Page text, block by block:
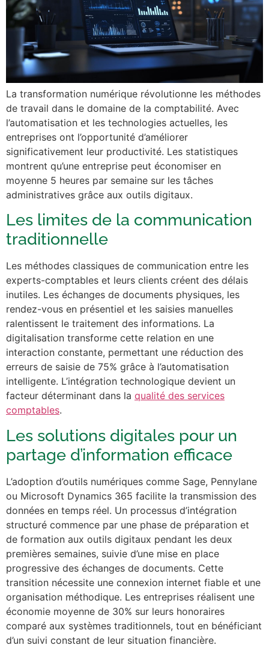
La transformation numérique révolutionne les méthodes
de travail dans le domaine de la comptabilité. Avec
l’automatisation et les technologies actuelles, les
entreprises ont l’opportunité d’améliorer
significativement leur productivité. Les statistiques
montrent qu’une entreprise peut économiser en
moyenne 5 heures par semaine sur les tâches
administratives grâce aux outils digitaux.
Les limites de la communication
traditionnelle
Les méthodes classiques de communication entre les
experts-comptables et leurs clients créent des délais
inutiles. Les échanges de documents physiques, les
rendez-vous en présentiel et les saisies manuelles
ralentissent le traitement des informations. La
digitalisation transforme cette relation en une
interaction constante, permettant une réduction des
erreurs de saisie de 75% grâce à l’automatisation
intelligente. L’intégration technologique devient un
facteur déterminant dans la qualité des services
comptables.
Les solutions digitales pour un
partage d’information efficace
L’adoption d’outils numériques comme Sage, Pennylane
ou Microsoft Dynamics 365 facilite la transmission des
données en temps réel. Un processus d’intégration
structuré commence par une phase de préparation et
de formation aux outils digitaux pendant les deux
premières semaines, suivie d’une mise en place
progressive des échanges de documents. Cette
transition nécessite une connexion internet fiable et une
organisation méthodique. Les entreprises réalisent une
économie moyenne de 30% sur leurs honoraires
comparé aux systèmes traditionnels, tout en bénéficiant
d’un suivi constant de leur situation financière.